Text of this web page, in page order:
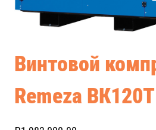
Винтовой
Remeza